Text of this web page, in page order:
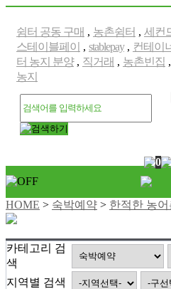
쉼터 공동 구매 , 농촌쉼터 , 세컨
스테이블페이
, stablepay, 컨테이
터 농지 분양, 직거래 , 농촌빈집 ,
농지
0
HOME > 숙박예약 > 한적한 농어
카테고리 검
색
지역별 검색